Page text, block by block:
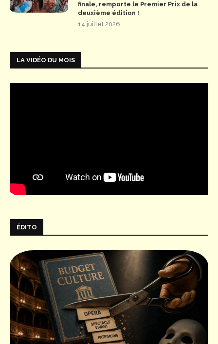
finale, remporte le Premier Prix de la
deuxième édition !
14 juillet 2026
LA VIDÉO DU MOIS
ÉDITO